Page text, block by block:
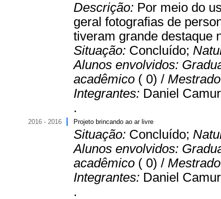
Descrição: Por meio do
geral fotografias de
tiveram grande destaque
Situação: Concluído;
Alunos envolvidos:
acadêmico ( 0) /
Integrantes: Daniel
.
2016 - 2016 Projeto brincando ao ar livre
Situação: Concluído;
Alunos envolvidos:
acadêmico ( 0) /
Integrantes: Daniel
.